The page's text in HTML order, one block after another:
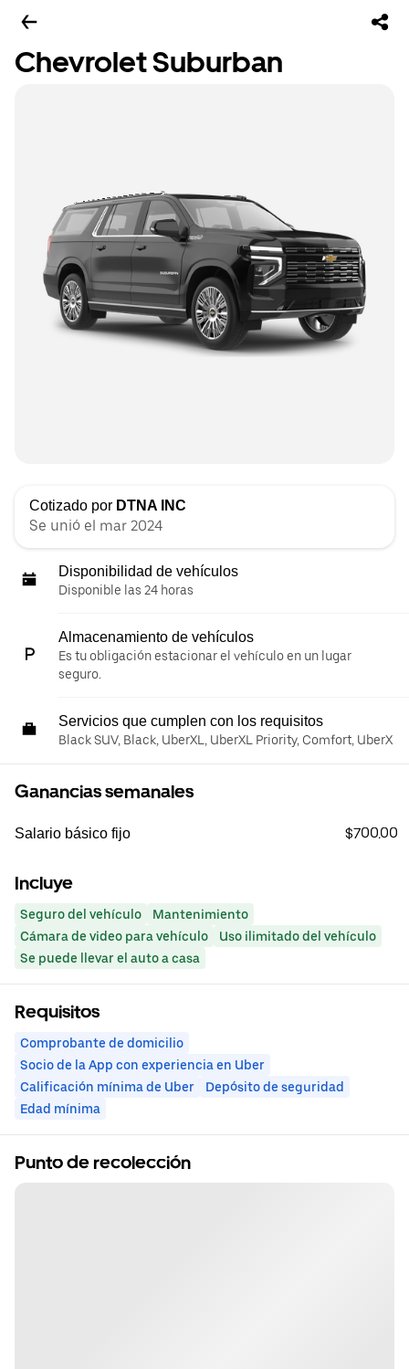
Chevrolet Suburban
Cotizado por DTNA INC
Se unió el mar 2024
Disponibilidad de vehículos
Disponible las 24 horas
Almacenamiento de vehículos
Es tu obligación estacionar el vehículo en un lugar
seguro.
Servicios que cumplen con los requisitos
Black SUV, Black, UberXL, UberXL Priority, Comfort, UberX
Ganancias semanales
Salario básico fijo $700.00
Incluye
Seguro del vehículo
Mantenimiento
Cámara de video para vehículo
Uso ilimitado del vehículo
Se puede llevar el auto a casa
Requisitos
Comprobante de domicilio
Socio de la App con experiencia en Uber
Calificación mínima de Uber
Depósito de seguridad
Edad mínima
Punto de recolección